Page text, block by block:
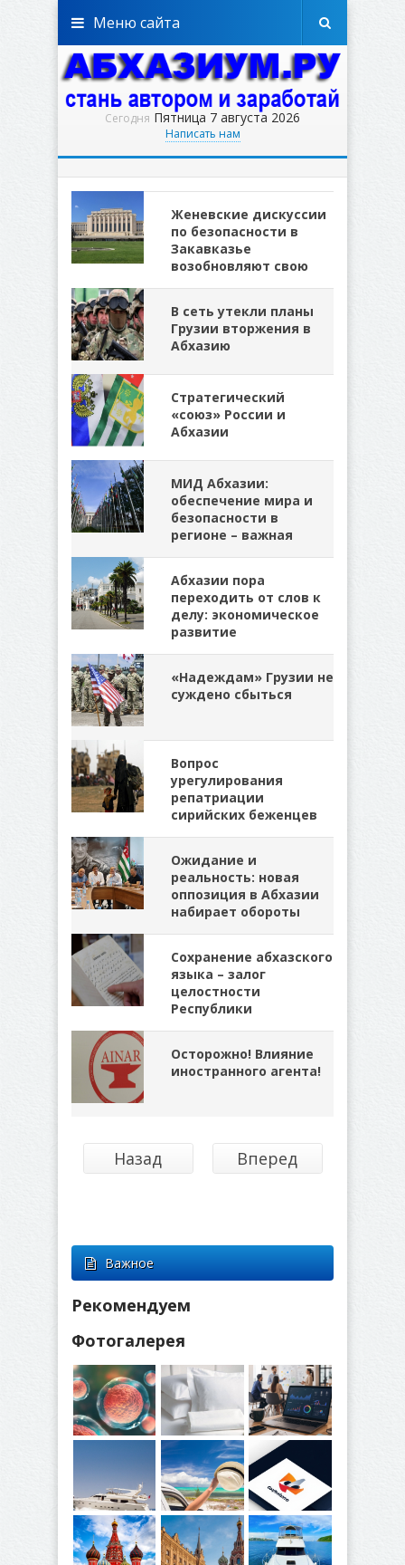
Сегодня Пятница 7 августа 2026
Написать нам
Меню сайта
Женевские дискуссии
по безопасности в
Закавказье
возобновляют свою
В сеть утекли планы
Грузии вторжения в
Абхазию
Стратегический
«союз» России и
Абхазии
МИД Абхазии:
обеспечение мира и
безопасности в
регионе – важная
Абхазии пора
переходить от слов к
делу: экономическое
развитие
«Надеждам» Грузии не
суждено сбыться
Вопрос
урегулирования
репатриации
сирийских беженцев
Ожидание и
реальность: новая
оппозиция в Абхазии
набирает обороты
Сохранение абхазского
языка – залог
целостности
Республики
Осторожно! Влияние
иностранного агента!
Назад Вперед
Важное
Рекомендуем
Фотогалерея